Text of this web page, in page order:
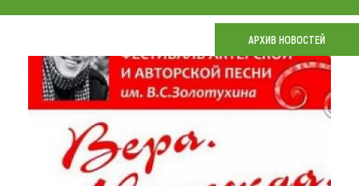
Карта
Что привезти (сувениры)
О регионе
Коллекция впечатлений
АРХИВ НОВОСТЕЙ